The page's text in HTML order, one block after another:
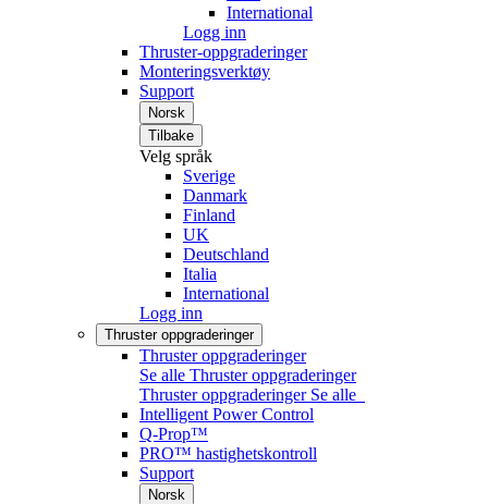
International
Logg inn
Thruster-oppgraderinger
Monteringsverktøy
Support
Norsk
Tilbake
Velg språk
Sverige
Danmark
Finland
UK
Deutschland
Italia
International
Logg inn
Thruster oppgraderinger
Thruster oppgraderinger
Se alle Thruster oppgraderinger
Thruster oppgraderinger Se alle
Intelligent Power Control
Q-Prop™
PRO™ hastighetskontroll
Support
Norsk